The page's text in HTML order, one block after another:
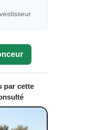
par cette